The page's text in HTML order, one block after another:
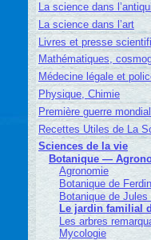
La science dans
La science dans l’art
Livres et presse
Mathématiques,
Médecine légale et
Physique, Chimie
Première guerre
Recettes Utiles de La
Sciences de la vie
Botanique —
Agronomie
Botanique de
Botanique de
Le jardin familial
Les arbres
Mycologie